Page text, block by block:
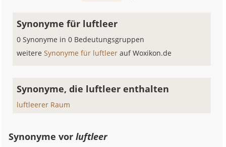
Synonyme für luftleer
0 Synonyme in 0 Bedeutungsgruppen
weitereSynonyme für luftleerauf Woxikon.de
Synonyme, die luftleer enthalten
luftleerer Raum
Synonyme vorluftleer